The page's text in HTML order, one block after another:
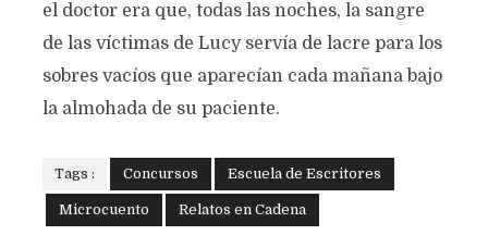
el doctor era que, todas las noches, la sangre
de las víctimas de Lucy servía de lacre para los
sobres vacíos que aparecían cada mañana bajo
la almohada de su paciente.
Tags : Concursos Escuela de Escritores
Microcuento Relatos en Cadena